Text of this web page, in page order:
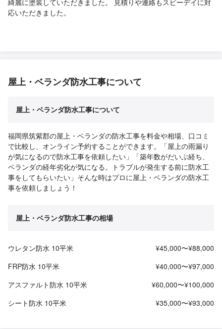
応いただきました。
屋上・ベランダ防水工事について
屋上・ベランダ防水工事について
福岡県筑紫郡の屋上・ベランダの防水工事を料金や相場、口コミ
で比較し、オンライン予約することができます。「屋上の雨漏り
が気になるので防水工事を依頼したい」「築年数がだいぶ経ち、
ベランダの経年劣化が気になる。トラブルが発生する前に防水工
事をしてもらいたい」そんな時はプロに屋上・ベランダの防水工
事を依頼しましょう！
屋上・ベランダ防水工事の相場
ウレタン防水 10平米
¥45,000〜¥88,000
FRP防水 10平米
¥40,000〜¥97,000
アスファルト防水 10平米
¥60,000〜¥100,000
シート防水 10平米
¥35,000〜¥93,000